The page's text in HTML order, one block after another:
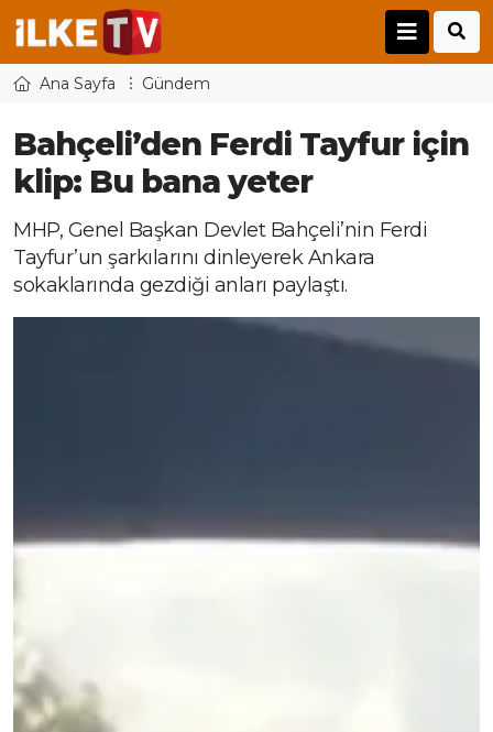
Ana Sayfa Gündem
Bahçeli’den Ferdi Tayfur için
klip: Bu bana yeter
MHP, Genel Başkan Devlet Bahçeli’nin Ferdi
Tayfur’un şarkılarını dinleyerek Ankara
sokaklarında gezdiği anları paylaştı.